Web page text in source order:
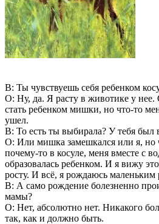
В: Ты чувствуешь себя ребенком
О: Ну, да. Я расту в животике у нее.
стать ребенком мишки, но что-то
ушел.
В: То есть ты выбирала? У тебя был
О: Или мишка замешкался или я, но
почему-то в косуле, меня вместе с
образовалась ребенком. И я вижу
росту. И всё, я рождаюсь маленьким
В: А само рождение болезненно
мамы?
О: Нет, абсолютно нет. Никакого
так, как и должно быть.